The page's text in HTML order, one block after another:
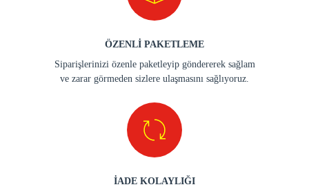
ÖZENLİ PAKETLEME
Siparişlerinizi özenle paketleyip göndererek sağlam
ve zarar görmeden sizlere ulaşmasını sağlıyoruz.
İADE KOLAYLIĞI